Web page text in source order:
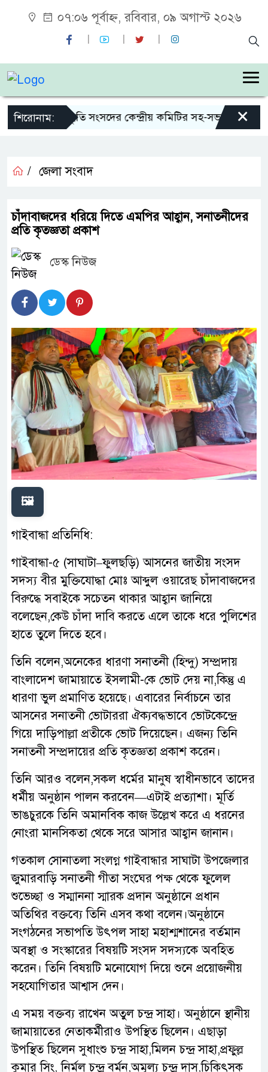
০৭:০৬ পূর্বাহ্ন, রবিবার, ০৯ অগাস্ট ২০২৬
শিরোনাম:
শহীদ জিয়া স্মৃতি সংসদের কেন্দ্রীয় কমিটির সহ-সভাপতি ×
/ জেলা সংবাদ
চাঁদাবাজদের ধরিয়ে দিতে এমপির আহ্বান, সনাতনীদের
প্রতি কৃতজ্ঞতা প্রকাশ
ডেস্ক নিউজ
🖼️
গাইবান্ধা প্রতিনিধি:
গাইবান্ধা-৫ (সাঘাটা–ফুলছড়ি) আসনের জাতীয় সংসদ
সদস্য বীর মুক্তিযোদ্ধা মোঃ আব্দুল ওয়ারেছ চাঁদাবাজদের
বিরুদ্ধে সবাইকে সচেতন থাকার আহ্বান জানিয়ে
বলেছেন,কেউ চাঁদা দাবি করতে এলে তাকে ধরে পুলিশের
হাতে তুলে দিতে হবে।
তিনি বলেন,অনেকের ধারণা সনাতনী (হিন্দু) সম্প্রদায়
বাংলাদেশ জামায়াতে ইসলামী-কে ভোট দেয় না,কিন্তু এ
ধারণা ভুল প্রমাণিত হয়েছে। এবারের নির্বাচনে তার
আসনের সনাতনী ভোটাররা ঐক্যবদ্ধভাবে ভোটকেন্দ্রে
গিয়ে দাড়িপাল্লা প্রতীকে ভোট দিয়েছেন। এজন্য তিনি
সনাতনী সম্প্রদায়ের প্রতি কৃতজ্ঞতা প্রকাশ করেন।
তিনি আরও বলেন,সকল ধর্মের মানুষ স্বাধীনভাবে তাদের
ধর্মীয় অনুষ্ঠান পালন করবেন—এটাই প্রত্যাশা। মূর্তি
ভাঙচুরকে তিনি অমানবিক কাজ উল্লেখ করে এ ধরনের
নোংরা মানসিকতা থেকে সরে আসার আহ্বান জানান।
গতকাল সোনাতলা সংলগ্ন গাইবান্ধার সাঘাটা উপজেলার
জুমারবাড়ি সনাতনী গীতা সংঘের পক্ষ থেকে ফুলেল
শুভেচ্ছা ও সম্মাননা স্মারক প্রদান অনুষ্ঠানে প্রধান
অতিথির বক্তব্যে তিনি এসব কথা বলেন।অনুষ্ঠানে
সংগঠনের সভাপতি উৎপল সাহা মহাশ্মশানের বর্তমান
অবস্থা ও সংস্কারের বিষয়টি সংসদ সদস্যকে অবহিত
করেন। তিনি বিষয়টি মনোযোগ দিয়ে শুনে প্রয়োজনীয়
সহযোগিতার আশ্বাস দেন।
এ সময় বক্তব্য রাখেন অতুল চন্দ্র সাহা। অনুষ্ঠানে স্থানীয়
জামায়াতের নেতাকর্মীরাও উপস্থিত ছিলেন। এছাড়া
উপস্থিত ছিলেন সুধাংশু চন্দ্র সাহা,মিলন চন্দ্র সাহা,প্রফুল্ল
কুমার সিং, নির্মল চন্দ্র বর্মন,অমূল্য চন্দ্র দাস,চিকিৎসক